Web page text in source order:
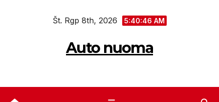
Št. Rgp 8th, 2026 5:40:47 AM
Auto nuoma